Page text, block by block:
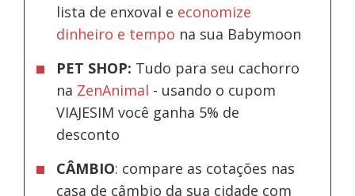
lista de enxoval e economize
dinheiro e tempo na sua Babymoon
PET SHOP: Tudo para seu cachorro
na ZenAnimal - usando o cupom
VIAJESIM você ganha 5% de
desconto
CÂMBIO: compare as cotações nas
casa de câmbio da sua cidade com